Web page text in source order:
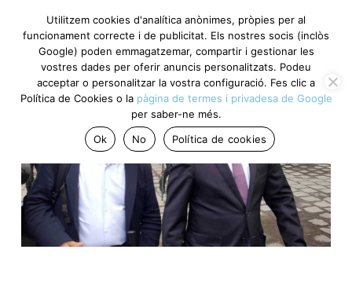
Utilitzem cookies d'analítica anònimes, pròpies per al
funcionament correcte i de publicitat. Els nostres socis (inclòs
Google) poden emmagatzemar, compartir i gestionar les
vostres dades per oferir anuncis personalitzats. Podeu
acceptar o personalitzar la vostra configuració. Fes clic a
Política de Cookies o la pàgina de termes i privadesa de Google
per saber-ne més.
Ok
No Política de cookies